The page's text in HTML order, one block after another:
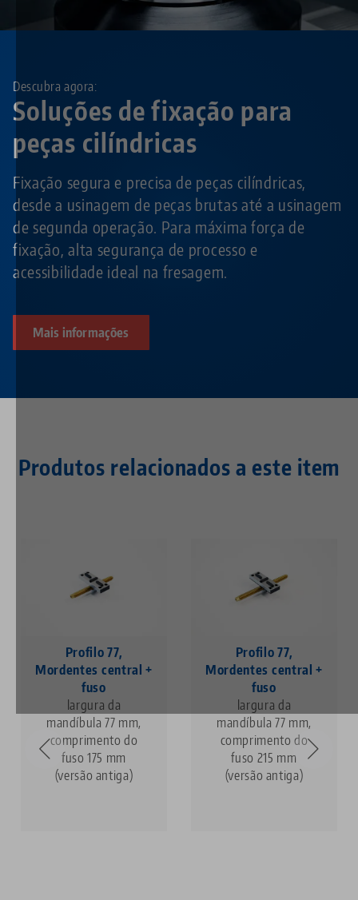
Soluções de fixação para
peças cilíndricas
Descubra agora:
Fixação segura e precisa de peças cilíndricas,
desde a usinagem de peças brutas até a usinagem
de segunda operação. Para máxima força de
fixação, alta segurança de processo e
acessibilidade ideal na fresagem.
Mais informações
Produtos relacionados a este item
Profilo 77,
Mordentes central +
fuso
largura da
mandíbula 77 mm,
comprimento do
fuso 175 mm
(versão antiga)
Profilo 77,
Mordentes central +
fuso
largura da
mandíbula 77 mm,
comprimento do
fuso 215 mm
(versão antiga)